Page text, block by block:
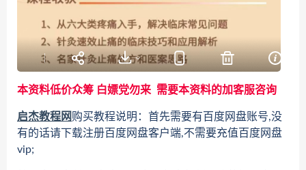
本资料低价众筹 白嫖党勿来 需要本资料的加客服咨询
启杰教程网购买教程说明：首先需要有百度网盘账号,没
有的话请下载注册百度网盘客户端,不需要充值百度网盘
vip;